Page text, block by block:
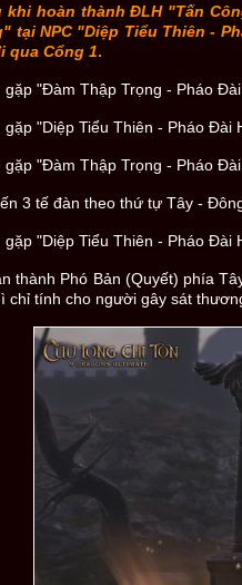
khi hoàn thành ĐLH "Tấn
tại NPC "Diệp Tiểu Thiên -
qua Cổng 1.
gặp "Đàm Thập Trọng - Pháo
"Diệp Tiểu Thiên - Pháo Đài
gặp "Đàm Thập Trọng - Pháo
3 tế đàn theo thứ tự Tây -
"Diệp Tiểu Thiên - Pháo Đài
thành Phó Bản (Quyết) phía
chỉ tính cho người gây sát